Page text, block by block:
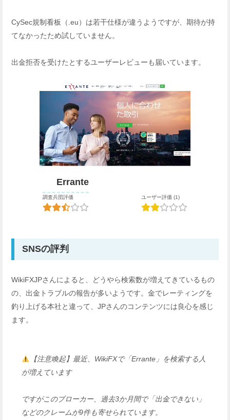
CySec規制看板（.eu）は若干仕様が違うようですが、期待が持
てなかったため試していません。
出金拒否を受けたとするユーザーレビューも届いています。
Errante
調査兵団評価 ユーザー評価 (1)
SNSの評判
WikiFXJPさんによると、どうやら検索数が増えてきているもの
の、出金トラブルの報告が多いようです。金でレーティングを
釣り上げる本社と違って、JPさんのコンテンツには良心を感じ
ます。
【注意喚起】最近、WikiFXで「Errante」を検索する人
が増えています
ですがこのブローカー、過去3か月間で「出金できない」
などのクレームが9件も寄せられています。